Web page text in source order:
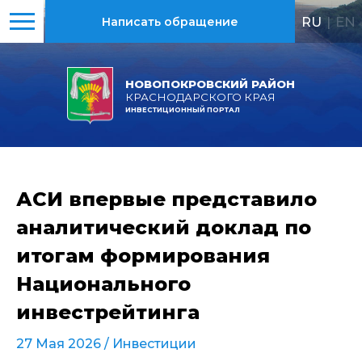
НОВОПОКРОВСКИЙ РАЙОН
КРАСНОДАРСКОГО КРАЯ
ИНВЕСТИЦИОННЫЙ ПОРТАЛ
Написать обращение RU | EN
АСИ впервые представило
аналитический доклад по
итогам формирования
Национального
инвестрейтинга
27 Мая 2026 / Инвестиции